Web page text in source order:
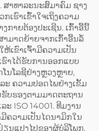
າທາລະນະສົມາຄົມ ຊາງ
ເຮົາເຂົ້າໃຈເຖິງຄວາມ
ກາຍຕ້ອງປະເຊີນ. ເກົ້າອີ້ນີ້
ມາດຍ້າຍຈາກເກົ້າອີ້ນລໍ້
ຫ້ເຂົາເຈົ້າມີຄວາມເປັນ
າໄດ້ຮັບການອອກແບບ
ນໂລຊີຢ່າງຫຼວງຫຼາຍ,
ຄວາມປອດໄພຢ່າງເຂັ້ມ
ຮັບຮອງຕາມມາດຕະຖານ
ະ ISO 14001. ທີມງານ
ຄວາມເປັນໄດນາມິກໃນ
ນແປງໄປຂອງຜູ້ບໍລິໂພກ,